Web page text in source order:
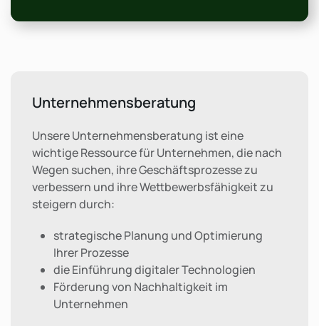
Unternehmensberatung
Unsere Unternehmensberatung ist eine
wichtige Ressource für Unternehmen, die nach
Wegen suchen, ihre Geschäftsprozesse zu
verbessern und ihre Wettbewerbsfähigkeit zu
steigern durch:
strategische Planung und Optimierung
Ihrer Prozesse
die Einführung digitaler Technologien
Förderung von Nachhaltigkeit im
Unternehmen